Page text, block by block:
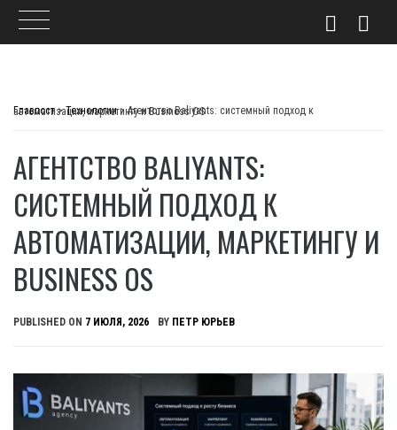
Главпост>Технологии>
Агентство Baliyants: системный подход к автоматизации, маркетингу и Business OS
АГЕНТСТВО BALIYANTS:
СИСТЕМНЫЙ ПОДХОД К
АВТОМАТИЗАЦИИ, МАРКЕТИНГУ И
BUSINESS OS
PUBLISHED ON 7 ИЮЛЯ, 2026 BY ПЕТР ЮРЬЕВ